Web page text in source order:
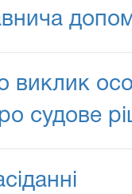
виклик
судове